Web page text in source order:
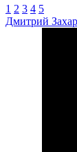
1 2 3 4 5
Дмитрий